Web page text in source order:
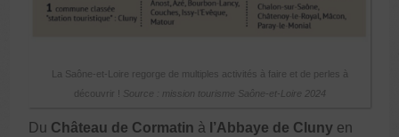
La Saône-et-Loire regorge de multiples activités à faire et de perles à
découvrir ! Source : mission tourisme Saône-et-Loire 2024
Du Château de Cormatin à l’Abbaye de Cluny en